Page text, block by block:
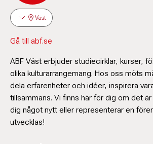
Väst
Gå till abf.se
ABF Väst erbjuder studiecirklar, kurser,
olika kulturarrangemang. Hos oss möts
dela erfarenheter och idéer, inspirera
tillsammans. Vi finns här för dig om det
dig något nytt eller representerar en
utvecklas!